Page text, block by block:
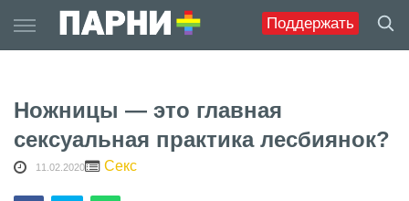
Поддержать
to
content
Ножницы — это главная
сексуальная практика лесбиянок?
11.02.2020 Секс